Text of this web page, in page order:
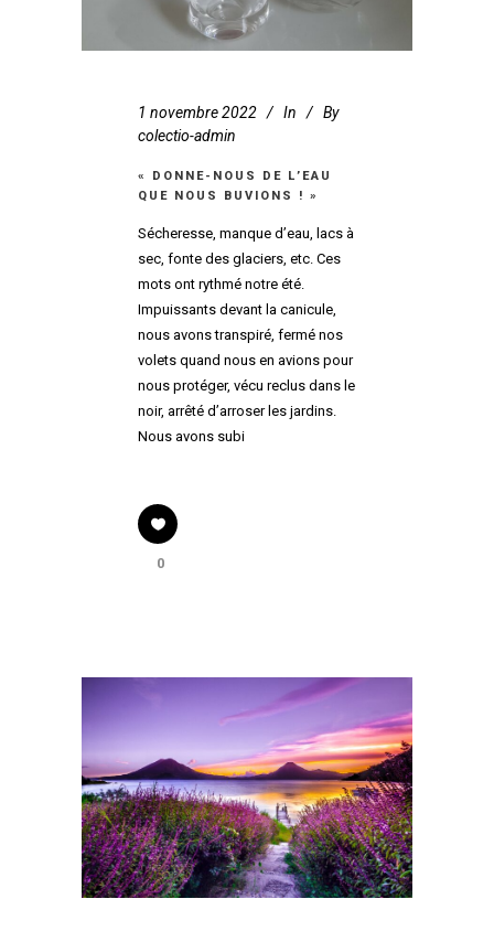
1 novembre 2022 In
By
colectio-admin
« DONNE-NOUS DE L’EAU
QUE NOUS BUVIONS ! »
Sécheresse, manque d’eau, lacs à
sec, fonte des glaciers, etc. Ces
mots ont rythmé notre été.
Impuissants devant la canicule,
nous avons transpiré, fermé nos
volets quand nous en avions pour
nous protéger, vécu reclus dans le
noir, arrêté d’arroser les jardins.
Nous avons subi
0